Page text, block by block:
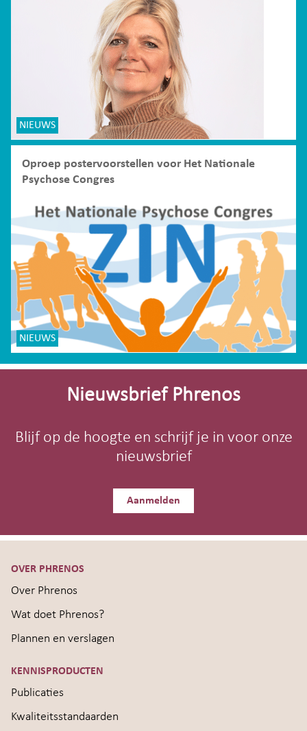
NIEUWS
Oproep postervoorstellen voor Het Nationale
Psychose Congres
NIEUWS
Site-
Nieuwsbrief Phrenos
Blijf op de hoogte en schrijf je in voor onze
nieuwsbrief
Aanmelden
OVER PHRENOS
Over Phrenos
Wat doet Phrenos?
Plannen en verslagen
KENNISPRODUCTEN
Publicaties
Kwaliteitsstandaarden